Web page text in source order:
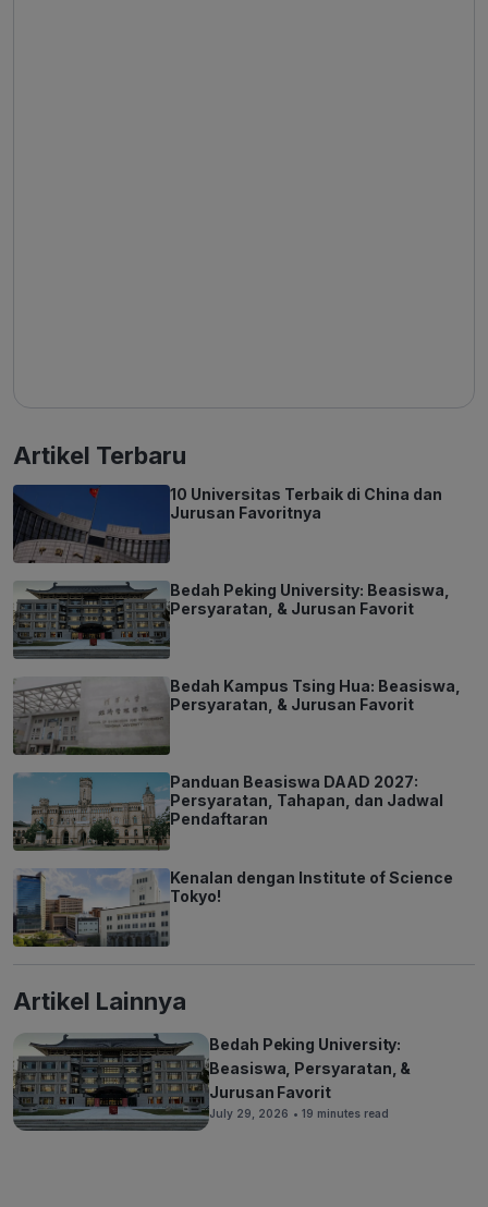
Artikel Terbaru
10 Universitas Terbaik di China dan
Jurusan Favoritnya
Bedah Peking University: Beasiswa,
Persyaratan, & Jurusan Favorit
Bedah Kampus Tsing Hua: Beasiswa,
Persyaratan, & Jurusan Favorit
Panduan Beasiswa DAAD 2027:
Persyaratan, Tahapan, dan Jadwal
Pendaftaran
Kenalan dengan Institute of Science
Tokyo!
Artikel Lainnya
Bedah Peking University:
Beasiswa, Persyaratan, &
Jurusan Favorit
July 29, 2026 • 19 minutes read